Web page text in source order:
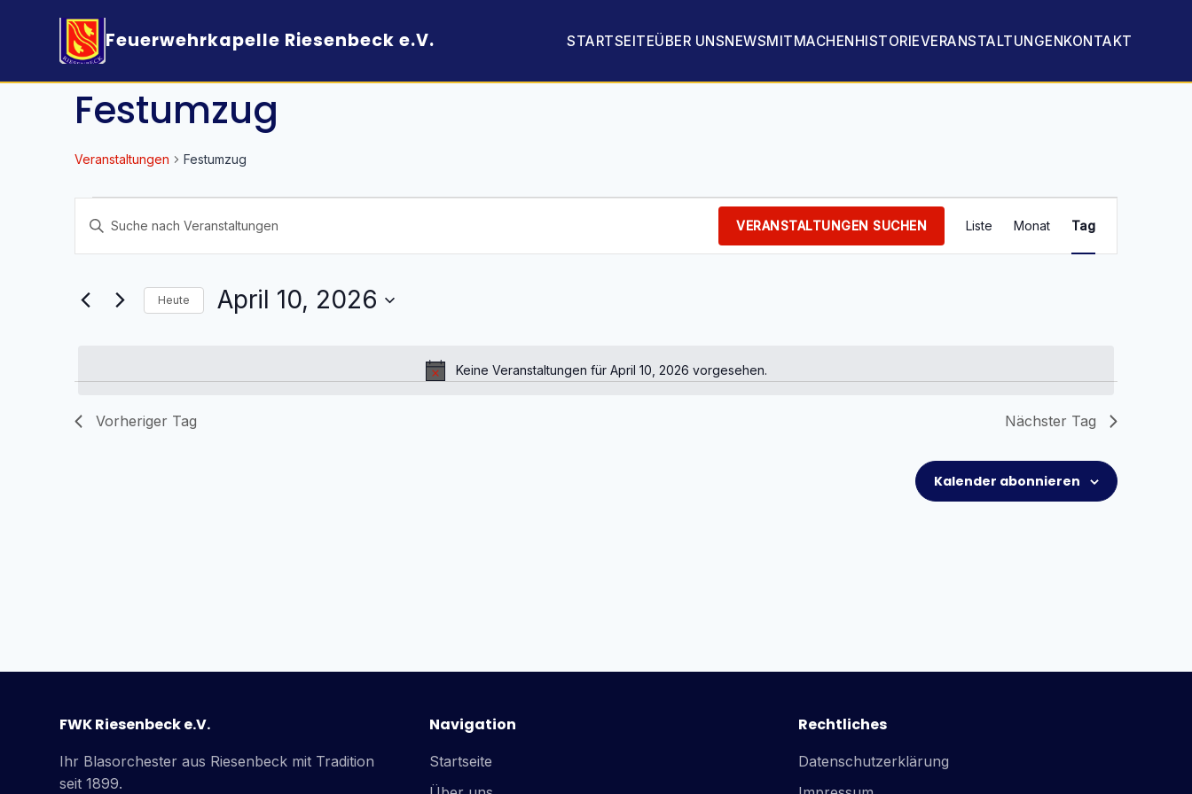
Feuerwehrkapelle Riesenbeck e.V. STARTSEITEÜBER UNSNEWSMITMACHENHISTORIEVERANSTALTUNGENKONTAKT
Festumzug
Veranstaltungen Festumzug
Veranstaltungen
für
April
2026
Hinweis
Keine Veranstaltungen für April 10, 2026 vorgesehen.
Suche
und
Ansichten,
Navigation
Bitte
nach
VERANSTALTUNGEN SUCHEN
Ansichten-
Liste Monat Tag
Heute April 10, 2026
Vorheriger Tag Nächster Tag
Kalender abonnieren
FWK Riesenbeck e.V.
Ihr Blasorchester aus Riesenbeck mit Tradition
seit 1899.
Navigation
Startseite
Rechtliches
Datenschutzerklärung